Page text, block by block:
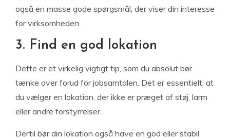
også en masse gode spørgsmål, der viser din interesse
for virksomheden.
3. Find en god lokation
Dette er et virkelig vigtigt tip, som du absolut bør
tænke over forud for jobsamtalen. Det er essentielt, at
du vælger en lokation, der ikke er præget af støj, larm
eller andre forstyrrelser.
Dertil bør din lokation også have en god eller stabil